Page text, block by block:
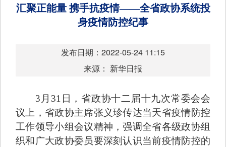
汇聚正能量 携手抗疫情——全省政协系统投
身疫情防控纪事
发布日期：2022-05-24 11:15
来源： 新华日报
3月31日，省政协十二届十九次常委会会
议上，省政协主席张义珍传达当天省疫情防控
工作领导小组会议精神，强调全省各级政协组
织和广大政协委员要深刻认识当前疫情防控的